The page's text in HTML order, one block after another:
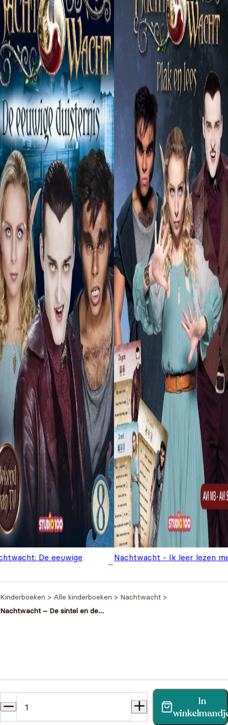
De eeuwige
Nachtwacht - Ik leer lezen
Kinderboeken > Alle kinderboeken > Nachtwacht >
Nachtwacht – De sintel en de
In
Vind binnen no-time antwoord op je vraag op onze
klantenservice pagina.